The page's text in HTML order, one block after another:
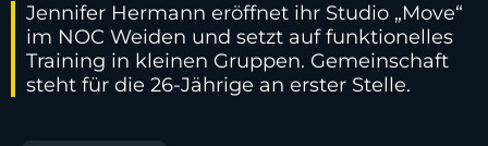
Jennifer Hermann eröffnet ihr Studio „Move“
im NOC Weiden und setzt auf funktionelles
Training in kleinen Gruppen. Gemeinschaft
steht für die 26-Jährige an erster Stelle.